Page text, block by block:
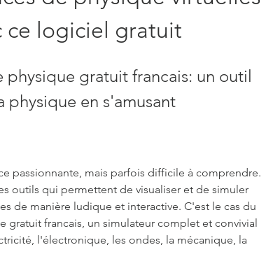
ce logiciel gratuit
gratuit francais: un outil
en s'amusant
passionnante, mais parfois difficile à comprendre.
outils qui permettent de visualiser et de simuler
de manière ludique et interactive. C'est le cas du
gratuit francais, un simulateur complet et convivial
l'électronique, les ondes, la mécanique, la